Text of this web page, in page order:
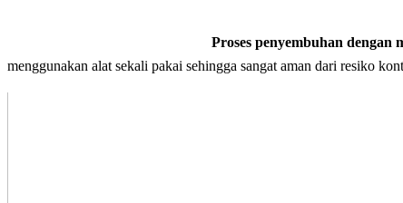
Proses penyembuhan dengan
menggunakan alat sekali pakai sehingga sangat aman dari resiko